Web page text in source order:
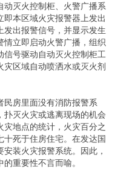
动灭火控制柜、火警广播系
本区域火灾报警器上发出
发出报警信号，并显示发生
情立即启动火警广播，组织
信号驱动自动灭火控制柜工
区域自动喷洒水或灭火剂
房里面没有消防报警系
扑灭火灾或逃离现场的机会
地点的统计，火灾百分之
死于住房住宅。在发达国
装火灾报警系统。因此，
重要性不言而喻。